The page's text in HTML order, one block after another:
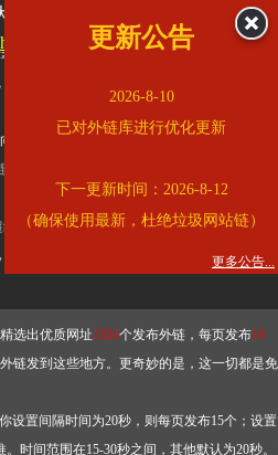
优化作弊吗？ 超级外链只是一个简便而集成
是作弊。如果是作弊，那您可以使用超级外
链接可行吗？
，您可以到站长论坛发布外链，到友情链接
级外链不同于普通的外链，它是动态的链接，
能获得稳定的外链
，最终使搜索引擎收录带
选出优质网址3324个发布外链，每页发布10
链发到这些地方。更奇妙的是，这一切都是免
设置间隔时间为20秒，则每页发布15个；设置
时间范围在15-30秒之间，其他默认为20秒
幅提升流量和外链，
查看展示页面
是否收录
更新公告
2026-8-10
已对外链库进行优化更新
下一更新时间：2026-8-12
（确保使用最新，杜绝垃圾网站链）
更多公告...